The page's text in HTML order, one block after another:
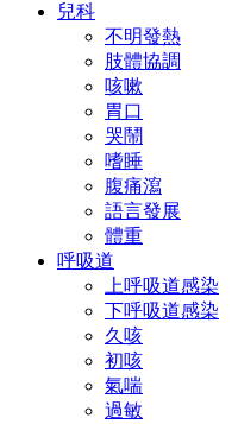
兒科
不明發熱
肢體協調
咳嗽
胃口
哭鬧
嗜睡
腹痛瀉
語言發展
體重
呼吸道
上呼吸道感染
下呼吸道感染
久咳
初咳
氣喘
過敏